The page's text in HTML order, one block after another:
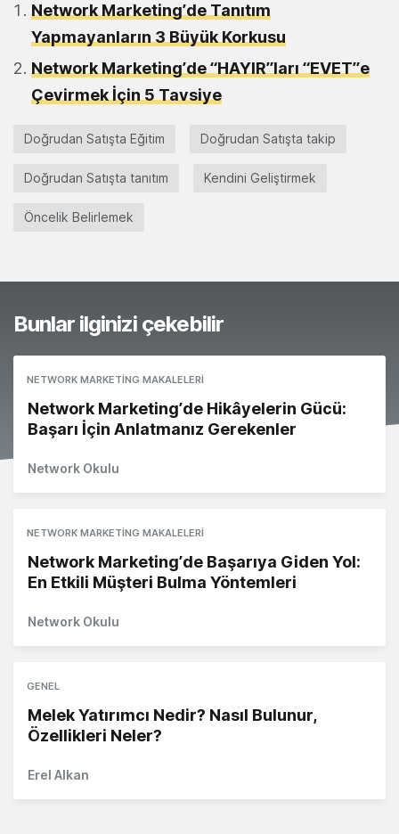
Network Marketing’de Tanıtım
Yapmayanların 3 Büyük Korkusu
Network Marketing’de “HAYIR”ları “EVET”e
Çevirmek İçin 5 Tavsiye
Doğrudan Satışta Eğitim Doğrudan Satışta takip
Doğrudan Satışta tanıtım Kendini Geliştirmek
Öncelik Belirlemek
Bunlar ilginizi çekebilir
NETWORK MARKETING MAKALELERI
Network Marketing’de Hikâyelerin Gücü:
Başarı İçin Anlatmanız Gerekenler
Network Okulu
NETWORK MARKETING MAKALELERI
Network Marketing’de Başarıya Giden Yol:
En Etkili Müşteri Bulma Yöntemleri
Network Okulu
GENEL
Melek Yatırımcı Nedir? Nasıl Bulunur,
Özellikleri Neler?
Erel Alkan